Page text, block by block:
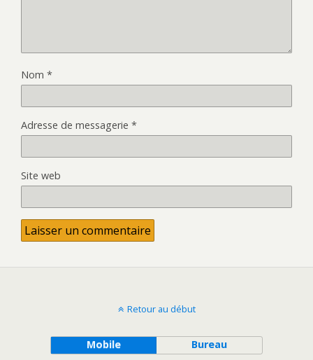
Nom *
Adresse de messagerie *
Site web
Retour au début
Mobile Bureau